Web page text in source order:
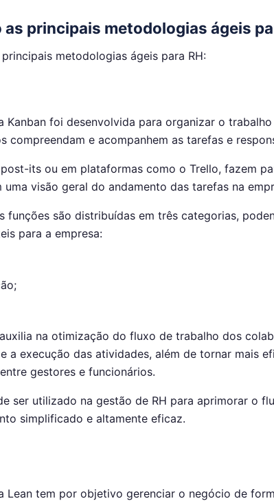
as principais metodologias ágeis
metodologias ágeis para RH:
Kanban foi desenvolvida para organizar o
compreendam e acompanhem as tarefas e
its ou em plataformas como o Trello, fazem
uma visão geral do andamento das tarefas na
funções são distribuídas em três categorias,
para a empresa:
na otimização do fluxo de trabalho dos
a execução das atividades, além de tornar mais
gestores e funcionários.
ser utilizado na gestão de RH para aprimorar o
simplificado e altamente eficaz.
Lean tem por objetivo gerenciar o negócio de